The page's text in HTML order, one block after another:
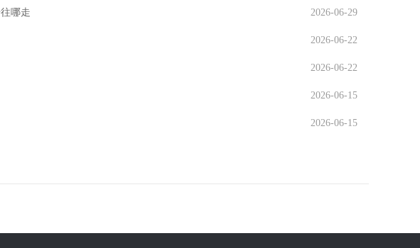
哪走 2026-06-29
2026-06-22
2026-06-22
2026-06-15
2026-06-15